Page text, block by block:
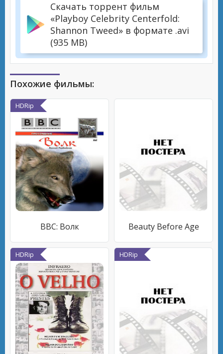
Скачать торрент фильм
«Playboy Celebrity Centerfold:
Shannon Tweed» в формате .avi
(935 MB)
Похожие фильмы:
HDRip
BBC: Волк Beauty Before Age
HDRip HDRip